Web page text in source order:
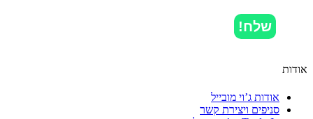
שלח!
אודות ג’וי מובייל
סניפים ויצירת קשר